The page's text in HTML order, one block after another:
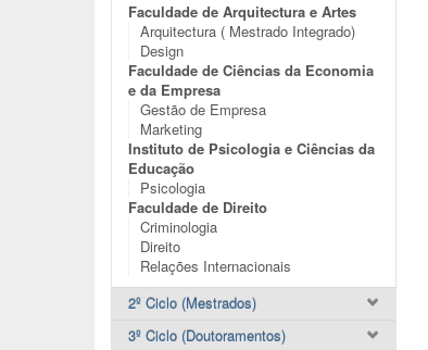
Faculdade de Arquitectura e Artes
Arquitectura ( Mestrado Integrado)
Design
Faculdade de Ciências da Economia
e da Empresa
Gestão de Empresa
Marketing
Instituto de Psicologia e Ciências da
Educação
Psicologia
Faculdade de Direito
Criminologia
Direito
Relações Internacionais
2º Ciclo (Mestrados)
3º Ciclo (Doutoramentos)